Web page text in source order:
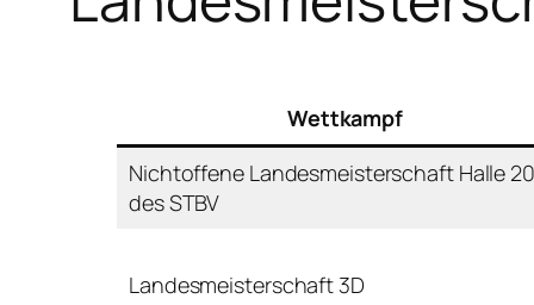
Wettkampf
Nichtoffene Landesmeisterschaft Halle
des STBV
Landesmeisterschaft 3D